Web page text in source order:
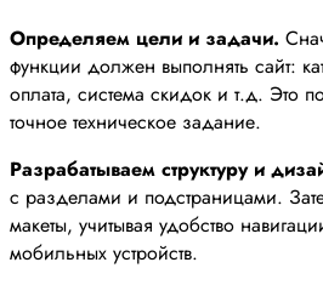
Определяем цели и задачи.
функции должен выполнять сайт:
оплата, система скидок и т.д. Это
точное техническое задание.
Разрабатываем структуру и
с разделами и подстраницами.
макеты, учитывая удобство
мобильных устройств.